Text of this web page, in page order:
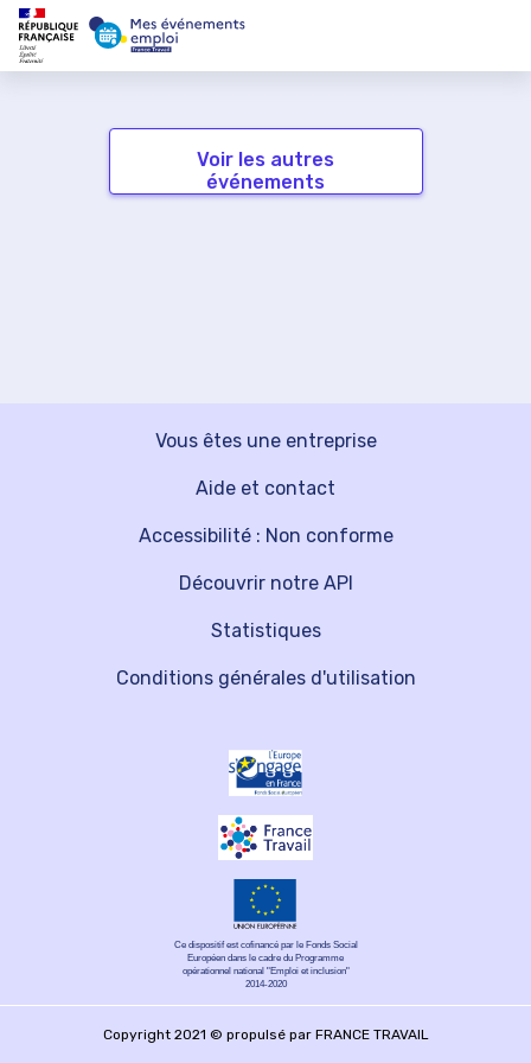
Voir les autres
événements
Vous êtes une entreprise
Découvrir notre API
Aide et contact
Statistiques
Accessibilité : Non conforme
Conditions générales d'utilisation
Ce dispositif est cofinancé par le Fonds Social
Européen dans le cadre du Programme
opérationnel national "Emploi et inclusion"
2014-2020
Copyright 2021 © propulsé par FRANCE TRAVAIL